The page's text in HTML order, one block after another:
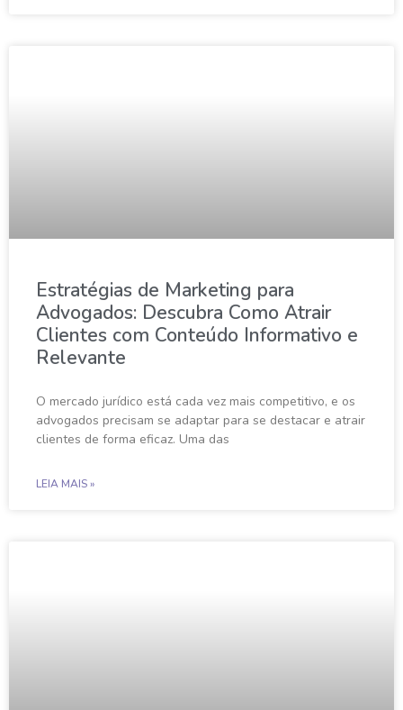
Estratégias de Marketing para
Advogados: Descubra Como Atrair
Clientes com Conteúdo Informativo e
Relevante
O mercado jurídico está cada vez mais competitivo, e os
advogados precisam se adaptar para se destacar e atrair
clientes de forma eficaz. Uma das
LEIA MAIS »